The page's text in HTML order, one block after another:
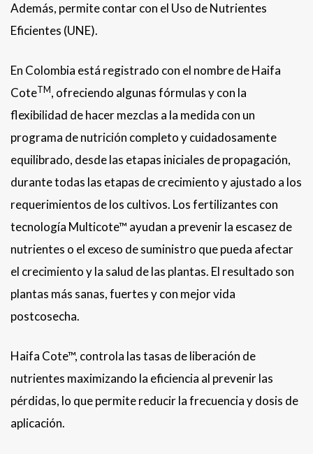
Además, permite contar con el Uso de Nutrientes
Eficientes (UNE).
En Colombia está registrado con el nombre de Haifa
CoteTM, ofreciendo algunas fórmulas y con la
flexibilidad de hacer mezclas a la medida con un
programa de nutrición completo y cuidadosamente
equilibrado, desde las etapas iniciales de propagación,
durante todas las etapas de crecimiento y ajustado a los
requerimientos de los cultivos. Los fertilizantes con
tecnología Multicote™ ayudan a prevenir la escasez de
nutrientes o el exceso de suministro que pueda afectar
el crecimiento y la salud de las plantas. El resultado son
plantas más sanas, fuertes y con mejor vida
postcosecha.
Haifa Cote™, controla las tasas de liberación de
nutrientes maximizando la eficiencia al prevenir las
pérdidas, lo que permite reducir la frecuencia y dosis de
aplicación.